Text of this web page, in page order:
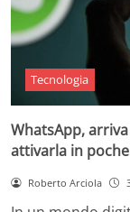
Tecnologia
WhatsApp,
attivarla in
Roberto Arciola